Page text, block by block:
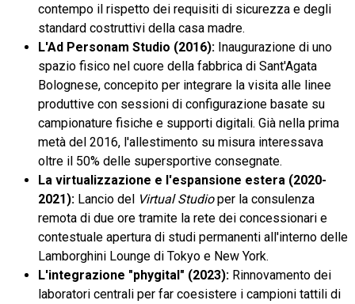
contempo il rispetto dei requisiti di sicurezza e degli
standard costruttivi della casa madre.
L'Ad Personam Studio (2016): Inaugurazione di uno
spazio fisico nel cuore della fabbrica di Sant'Agata
Bolognese, concepito per integrare la visita alle linee
produttive con sessioni di configurazione basate su
campionature fisiche e supporti digitali. Già nella prima
metà del 2016, l'allestimento su misura interessava
oltre il 50% delle supersportive consegnate.
La virtualizzazione e l'espansione estera (2020-
2021): Lancio del Virtual Studioper la consulenza
remota di due ore tramite la rete dei concessionari e
contestuale apertura di studi permanenti all'interno delle
Lamborghini Lounge di Tokyo e New York.
L'integrazione "phygital" (2023): Rinnovamento dei
laboratori centrali per far coesistere i campioni tattili di